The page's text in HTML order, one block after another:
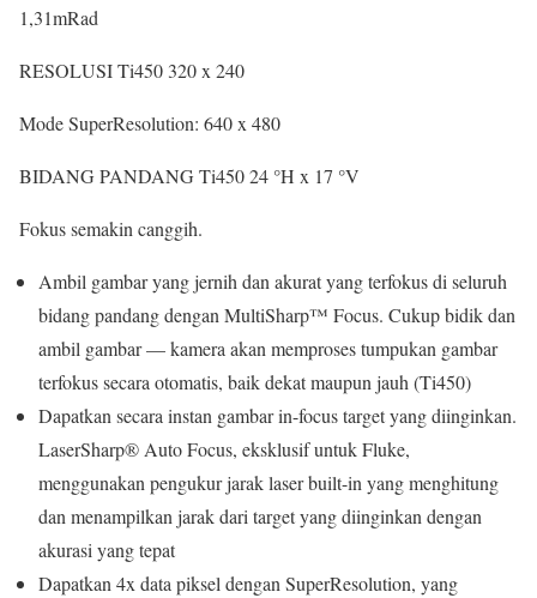
1,31mRad
RESOLUSITi450 320 x 240
Mode SuperResolution: 640 x 480
BIDANG PANDANGTi45024 °H x 17 °V
Fokus semakin canggih.
Ambil gambar yang jernih dan akurat yang terfokus di seluruh
bidang pandang dengan MultiSharp™ Focus. Cukup bidik dan
ambil gambar — kamera akan memproses tumpukan gambar
terfokus secara otomatis, baik dekat maupun jauh (Ti450)
Dapatkan secara instan gambar in-focus target yang diinginkan.
LaserSharp® Auto Focus, eksklusif untuk Fluke,
menggunakan pengukur jarak laser built-in yang menghitung
dan menampilkan jarak dari target yang diinginkan dengan
akurasi yang tepat
Dapatkan 4x data piksel dengan SuperResolution, yang